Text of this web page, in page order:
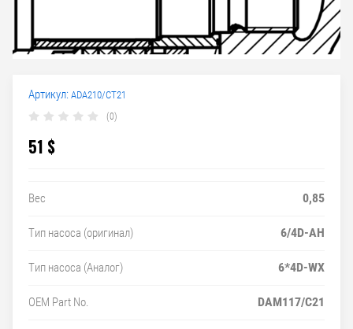
Артикул: ADA210/CT21
(0)
51 $
Вес 0,85
Тип насоса (оригинал) 6/4D-AH
Тип насоса (Аналог) 6*4D-WX
OEM Part No. DAM117/C21